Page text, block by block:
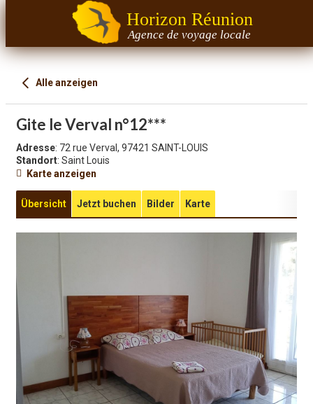
Horizon Réunion
Agence de voyage locale
Alle anzeigen
Gite le Verval n°12***
Adresse: 72 rue Verval, 97421 SAINT-LOUIS
Standort: Saint Louis
Karte anzeigen
Übersicht Jetzt buchen Bilder Karte